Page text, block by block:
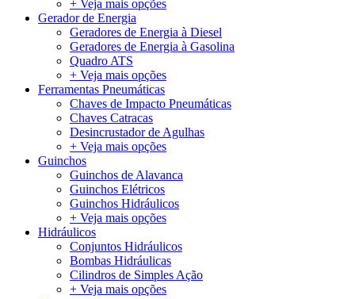
+ Veja mais opções
Gerador de Energia
Geradores de Energia à Diesel
Geradores de Energia à Gasolina
Quadro ATS
+ Veja mais opções
Ferramentas Pneumáticas
Chaves de Impacto Pneumáticas
Chaves Catracas
Desincrustador de Agulhas
+ Veja mais opções
Guinchos
Guinchos de Alavanca
Guinchos Elétricos
Guinchos Hidráulicos
+ Veja mais opções
Hidráulicos
Conjuntos Hidráulicos
Bombas Hidráulicas
Cilindros de Simples Ação
+ Veja mais opções